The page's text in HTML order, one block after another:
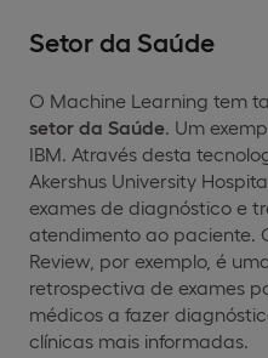
Setor da Saúde
O Machine Learning tem
setor da Saúde . Um
IBM. Através desta
Akershus University
exames de diagnóstico e
atendimento ao paciente.
Review, por exemplo, é
retrospectiva de exames
médicos a fazer
clínicas mais informadas.